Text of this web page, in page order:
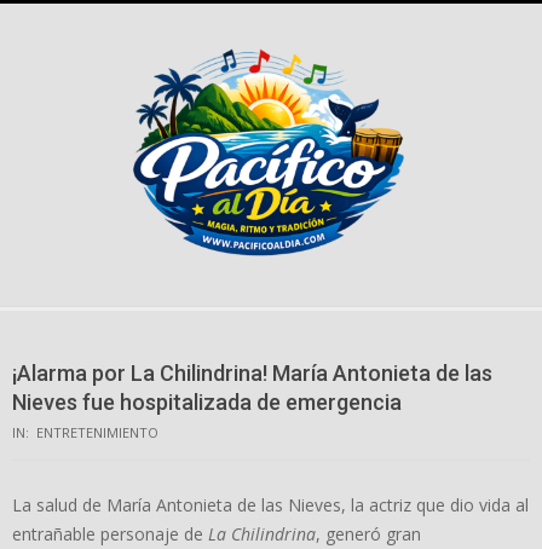
¡Alarma por La Chilindrina! María Antonieta de las
Nieves fue hospitalizada de emergencia
IN: ENTRETENIMIENTO
La salud de María Antonieta de las Nieves, la actriz que dio vida al
entrañable personaje de La Chilindrina, generó gran